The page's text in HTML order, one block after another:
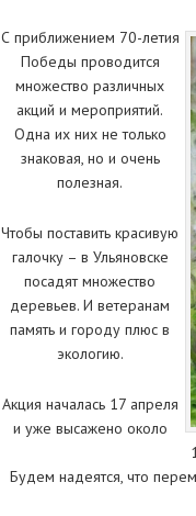
С приближением 70-летия
Победы проводится
множество различных
акций и мероприятий.
Одна их них не только
знаковая, но и очень
полезная.
Чтобы поставить красивую
галочку – в Ульяновске
посадят множество
деревьев. И ветеранам
память и городу плюс в
экологию.
Акция началась 17 апреля
и уже высажено около
Будем надеятся, что